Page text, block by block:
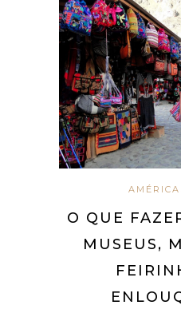
O QUE
MUSEUS,